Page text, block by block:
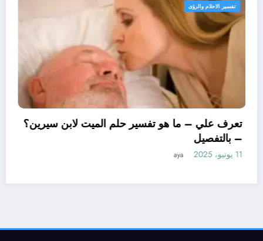
تعرف علي – ما
تأويل ابن سيرين لتفسير حلم